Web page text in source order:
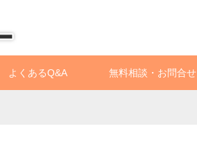
よくあるQ&A 無料相談・お問合せ